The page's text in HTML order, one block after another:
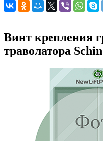
Винт крепления
траволатора